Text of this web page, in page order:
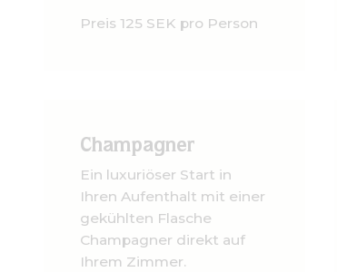
Preis 125 SEK pro Person
Champagner
Ein luxuriöser Start in
Ihren Aufenthalt mit einer
gekühlten Flasche
Champagner direkt auf
Ihrem Zimmer.